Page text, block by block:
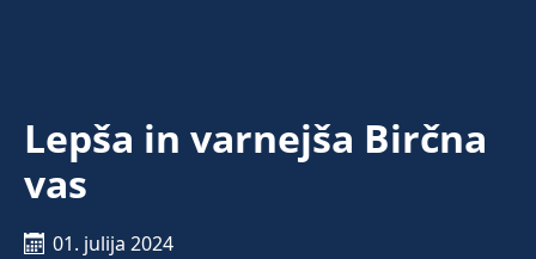
Lepša in varnejša Birčna
vas
01. julija 2024